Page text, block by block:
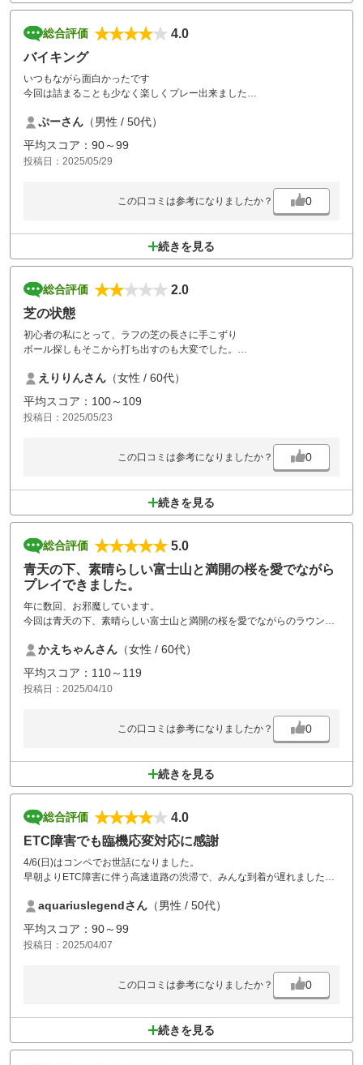
総合評価
4.0
バイキング
いつもながら面白かったです
今回は詰まることも少なく楽しくプレー出来ました
また行きたいと思います
ぷーさん （男性 / 50代）
平均スコア：90～99
投稿日：2025/05/29
この口コミは参考になりましたか？ 0
続きを見る
総合評価
2.0
芝の状態
初心者の私にとって、ラフの芝の長さに手こずり
ボール探しもそこから打ち出すのも大変でした。
再度伺いたいと思います。
えりりんさん （女性 / 60代）
平均スコア：100～109
投稿日：2025/05/23
この口コミは参考になりましたか？ 0
続きを見る
総合評価
5.0
青天の下、素晴らしい富士山と満開の桜を愛でながら
プレイできました。
年に数回、お邪魔しています。
今回は青天の下、素晴らしい富士山と満開の桜を愛でながらのラウンド
インターから近く、富士山に向かって打てるロケーションの良さと食事
付きで1万円位でプレイできるのが気に入ってます。
お食事も美味しいですし、お風呂も綺麗にお掃除されていて、良いお湯
加減も嬉しいです。
かえちゃんさん （女性 / 60代）
平均スコア：110～119
投稿日：2025/04/10
この口コミは参考になりましたか？ 0
続きを見る
総合評価
4.0
ETC障害でも臨機応変対応に感謝
4/6(日)はコンペでお世話になりました。
早朝よりETC障害に伴う高速道路の渋滞で、みんな到着が遅れましたが
いつもスタッフの気持ち良い対応に感謝です。
また利用させて頂きます。
aquariuslegendさん （男性 / 50代）
平均スコア：90～99
投稿日：2025/04/07
この口コミは参考になりましたか？ 0
続きを見る